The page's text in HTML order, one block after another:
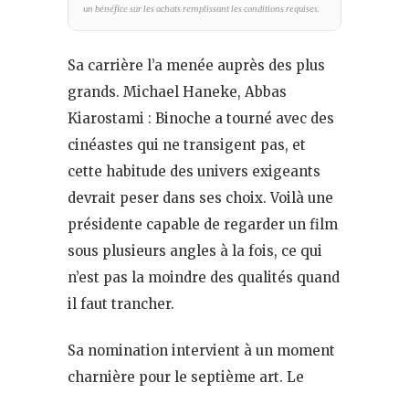
un bénéfice sur les achats remplissant les conditions requises.
Sa carrière l’a menée auprès des plus
grands. Michael Haneke, Abbas
Kiarostami : Binoche a tourné avec des
cinéastes qui ne transigent pas, et
cette habitude des univers exigeants
devrait peser dans ses choix. Voilà une
présidente capable de regarder un film
sous plusieurs angles à la fois, ce qui
n’est pas la moindre des qualités quand
il faut trancher.
Sa nomination intervient à un moment
charnière pour le septième art. Le